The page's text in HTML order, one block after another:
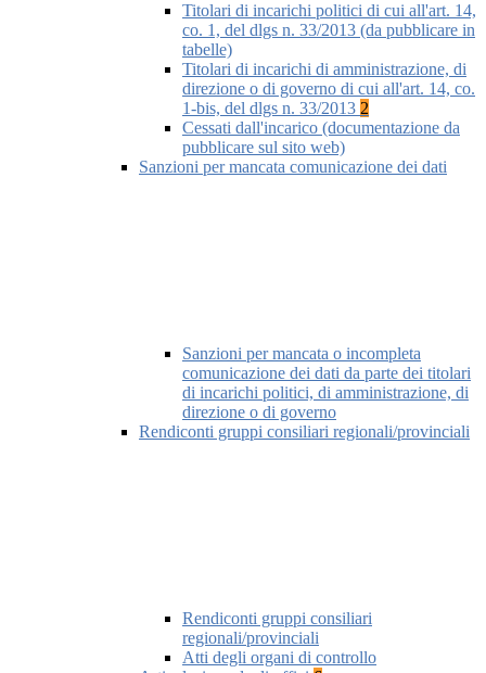
Titolari di incarichi politici di cui all'art. 14,
co. 1, del dlgs n. 33/2013 (da pubblicare in
tabelle)
Titolari di incarichi di amministrazione, di
direzione o di governo di cui all'art. 14, co.
1-bis, del dlgs n. 33/2013 2
Cessati dall'incarico (documentazione da
pubblicare sul sito web)
Sanzioni per mancata comunicazione dei dati
Sanzioni per mancata o incompleta
comunicazione dei dati da parte dei titolari
di incarichi politici, di amministrazione, di
direzione o di governo
Rendiconti gruppi consiliari regionali/provinciali
Rendiconti gruppi consiliari
regionali/provinciali
Atti degli organi di controllo